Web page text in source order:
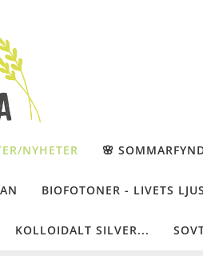
NYHETER 🌸
BIOFOTONER - LIVETS LJUS
KOLLOIDALT SILVER...